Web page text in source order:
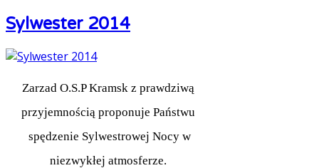
Sylwester 2014
Zarzad O.S.P Kramsk z prawdziwą
przyjemnością proponuje Państwu
spędzenie Sylwestrowej Nocy w
niezwykłej atmosferze.